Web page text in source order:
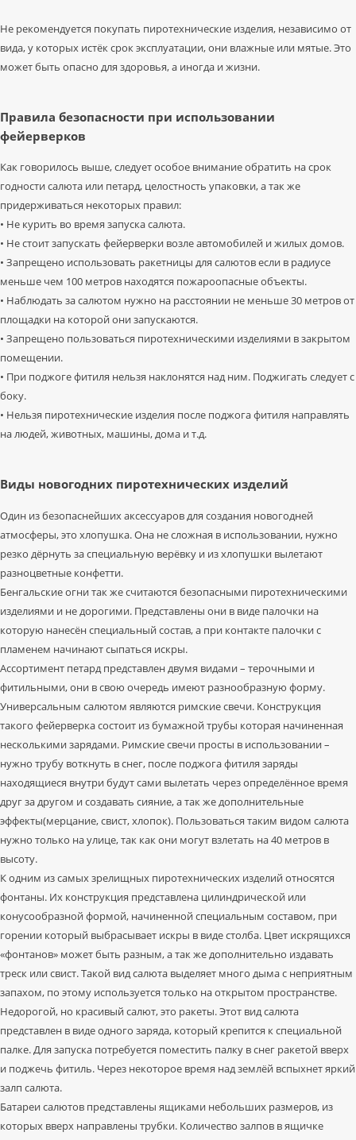
Не рекомендуется покупать пиротехнические изделия, независимо от
вида, у которых истёк срок эксплуатации, они влажные или мятые. Это
может быть опасно для здоровья, а иногда и жизни.
Правила безопасности при использовании
фейерверков
Как говорилось выше, следует особое внимание обратить на срок
годности салюта или петард, целостность упаковки, а так же
придерживаться некоторых правил:
• Не курить во время запуска салюта.
• Не стоит запускать фейерверки возле автомобилей и жилых домов.
• Запрещено использовать ракетницы для салютов если в радиусе
меньше чем 100 метров находятся пожароопасные объекты.
• Наблюдать за салютом нужно на расстоянии не меньше 30 метров от
площадки на которой они запускаются.
• Запрещено пользоваться пиротехническими изделиями в закрытом
помещении.
• При поджоге фитиля нельзя наклонятся над ним. Поджигать следует с
боку.
• Нельзя пиротехнические изделия после поджога фитиля направлять
на людей, животных, машины, дома и т.д.
Виды новогодних пиротехнических изделий
Один из безопаснейших аксессуаров для создания новогодней
атмосферы, это хлопушка. Она не сложная в использовании, нужно
резко дёрнуть за специальную верёвку и из хлопушки вылетают
разноцветные конфетти.
Бенгальские огни так же считаются безопасными пиротехническими
изделиями и не дорогими. Представлены они в виде палочки на
которую нанесён специальный состав, а при контакте палочки с
пламенем начинают сыпаться искры.
Ассортимент петард представлен двумя видами – терочными и
фитильными, они в свою очередь имеют разнообразную форму.
Универсальным салютом являются римские свечи. Конструкция
такого фейерверка состоит из бумажной трубы которая начиненная
несколькими зарядами. Римские свечи просты в использовании –
нужно трубу воткнуть в снег, после поджога фитиля заряды
находящиеся внутри будут сами вылетать через определённое время
друг за другом и создавать сияние, а так же дополнительные
эффекты(мерцание, свист, хлопок). Пользоваться таким видом салюта
нужно только на улице, так как они могут взлетать на 40 метров в
высоту.
К одним из самых зрелищных пиротехнических изделий относятся
фонтаны. Их конструкция представлена цилиндрической или
конусообразной формой, начиненной специальным составом, при
горении который выбрасывает искры в виде столба. Цвет искрящихся
«фонтанов» может быть разным, а так же дополнительно издавать
треск или свист. Такой вид салюта выделяет много дыма с неприятным
запахом, по этому используется только на открытом пространстве.
Недорогой, но красивый салют, это ракеты. Этот вид салюта
представлен в виде одного заряда, который крепится к специальной
палке. Для запуска потребуется поместить палку в снег ракетой вверх
и поджечь фитиль. Через некоторое время над землёй вспыхнет яркий
залп салюта.
Батареи салютов представлены ящиками небольших размеров, из
которых вверх направлены трубки. Количество залпов в ящичке